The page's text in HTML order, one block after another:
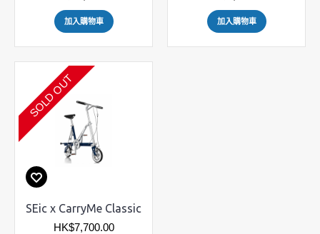
加入購物車 加入購物車
SOLD OUT
SEic x CarryMe Classic
HK$7,700.00